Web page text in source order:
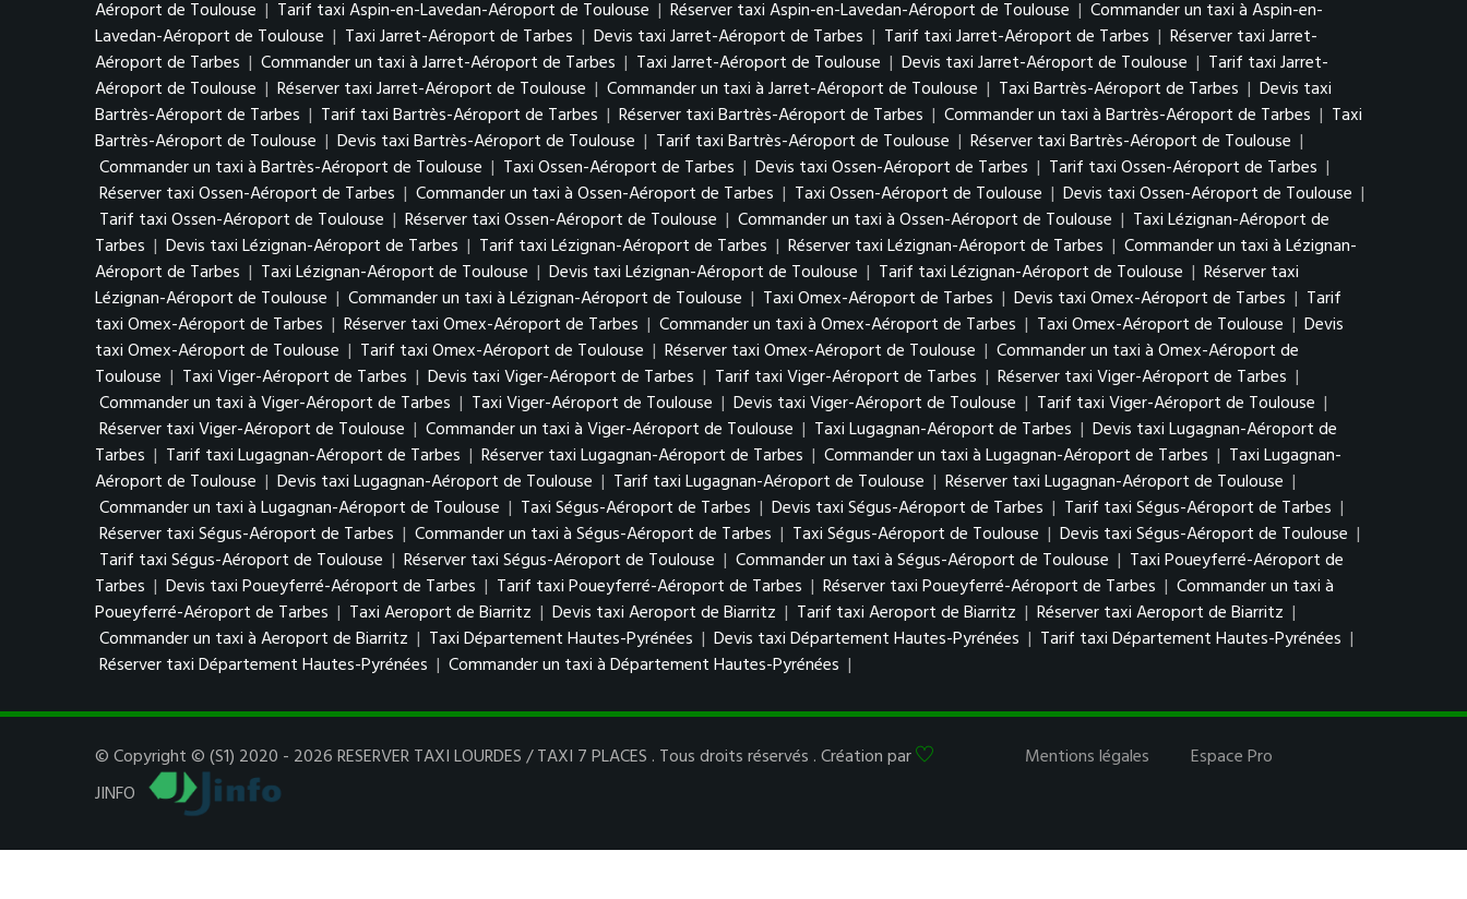
Aéroport de Toulouse | Tarif taxi Aspin-en-Lavedan-Aéroport de Toulouse | Réserver taxi Aspin-en-Lavedan-Aéroport de Toulouse | Commander un taxi à Aspin-en-
Lavedan-Aéroport de Toulouse | Taxi Jarret-Aéroport de Tarbes | Devis taxi Jarret-Aéroport de Tarbes | Tarif taxi Jarret-Aéroport de Tarbes | Réserver taxi Jarret-
Aéroport de Tarbes | Commander un taxi à Jarret-Aéroport de Tarbes | Taxi Jarret-Aéroport de Toulouse | Devis taxi Jarret-Aéroport de Toulouse | Tarif taxi Jarret-
Aéroport de Toulouse | Réserver taxi Jarret-Aéroport de Toulouse | Commander un taxi à Jarret-Aéroport de Toulouse | Taxi Bartrès-Aéroport de Tarbes | Devis taxi
Bartrès-Aéroport de Tarbes | Tarif taxi Bartrès-Aéroport de Tarbes | Réserver taxi Bartrès-Aéroport de Tarbes | Commander un taxi à Bartrès-Aéroport de Tarbes | Taxi
Bartrès-Aéroport de Toulouse | Devis taxi Bartrès-Aéroport de Toulouse | Tarif taxi Bartrès-Aéroport de Toulouse | Réserver taxi Bartrès-Aéroport de Toulouse |
Commander un taxi à Bartrès-Aéroport de Toulouse | Taxi Ossen-Aéroport de Tarbes | Devis taxi Ossen-Aéroport de Tarbes | Tarif taxi Ossen-Aéroport de Tarbes |
Réserver taxi Ossen-Aéroport de Tarbes | Commander un taxi à Ossen-Aéroport de Tarbes | Taxi Ossen-Aéroport de Toulouse | Devis taxi Ossen-Aéroport de Toulouse |
Tarif taxi Ossen-Aéroport de Toulouse | Réserver taxi Ossen-Aéroport de Toulouse | Commander un taxi à Ossen-Aéroport de Toulouse | Taxi Lézignan-Aéroport de
Tarbes | Devis taxi Lézignan-Aéroport de Tarbes | Tarif taxi Lézignan-Aéroport de Tarbes | Réserver taxi Lézignan-Aéroport de Tarbes | Commander un taxi à Lézignan-
Aéroport de Tarbes | Taxi Lézignan-Aéroport de Toulouse | Devis taxi Lézignan-Aéroport de Toulouse | Tarif taxi Lézignan-Aéroport de Toulouse | Réserver taxi
Lézignan-Aéroport de Toulouse | Commander un taxi à Lézignan-Aéroport de Toulouse | Taxi Omex-Aéroport de Tarbes | Devis taxi Omex-Aéroport de Tarbes | Tarif
taxi Omex-Aéroport de Tarbes | Réserver taxi Omex-Aéroport de Tarbes | Commander un taxi à Omex-Aéroport de Tarbes | Taxi Omex-Aéroport de Toulouse | Devis
taxi Omex-Aéroport de Toulouse | Tarif taxi Omex-Aéroport de Toulouse | Réserver taxi Omex-Aéroport de Toulouse | Commander un taxi à Omex-Aéroport de
Toulouse | Taxi Viger-Aéroport de Tarbes | Devis taxi Viger-Aéroport de Tarbes | Tarif taxi Viger-Aéroport de Tarbes | Réserver taxi Viger-Aéroport de Tarbes |
Commander un taxi à Viger-Aéroport de Tarbes | Taxi Viger-Aéroport de Toulouse | Devis taxi Viger-Aéroport de Toulouse | Tarif taxi Viger-Aéroport de Toulouse |
Réserver taxi Viger-Aéroport de Toulouse | Commander un taxi à Viger-Aéroport de Toulouse | Taxi Lugagnan-Aéroport de Tarbes | Devis taxi Lugagnan-Aéroport de
Tarbes | Tarif taxi Lugagnan-Aéroport de Tarbes | Réserver taxi Lugagnan-Aéroport de Tarbes | Commander un taxi à Lugagnan-Aéroport de Tarbes | Taxi Lugagnan-
Aéroport de Toulouse | Devis taxi Lugagnan-Aéroport de Toulouse | Tarif taxi Lugagnan-Aéroport de Toulouse | Réserver taxi Lugagnan-Aéroport de Toulouse |
Commander un taxi à Lugagnan-Aéroport de Toulouse | Taxi Ségus-Aéroport de Tarbes | Devis taxi Ségus-Aéroport de Tarbes | Tarif taxi Ségus-Aéroport de Tarbes |
Réserver taxi Ségus-Aéroport de Tarbes | Commander un taxi à Ségus-Aéroport de Tarbes | Taxi Ségus-Aéroport de Toulouse | Devis taxi Ségus-Aéroport de Toulouse |
Tarif taxi Ségus-Aéroport de Toulouse | Réserver taxi Ségus-Aéroport de Toulouse | Commander un taxi à Ségus-Aéroport de Toulouse | Taxi Poueyferré-Aéroport de
Tarbes | Devis taxi Poueyferré-Aéroport de Tarbes | Tarif taxi Poueyferré-Aéroport de Tarbes | Réserver taxi Poueyferré-Aéroport de Tarbes | Commander un taxi à
Poueyferré-Aéroport de Tarbes | Taxi Aeroport de Biarritz | Devis taxi Aeroport de Biarritz | Tarif taxi Aeroport de Biarritz | Réserver taxi Aeroport de Biarritz |
Commander un taxi à Aeroport de Biarritz | Taxi Département Hautes-Pyrénées | Devis taxi Département Hautes-Pyrénées | Tarif taxi Département Hautes-Pyrénées |
Réserver taxi Département Hautes-Pyrénées | Commander un taxi à Département Hautes-Pyrénées |
© Copyright © (S1) 2020 - 2026 RESERVER TAXI LOURDES / TAXI 7 PLACES . Tous droits réservés . Création par
JINFO
Mentions légales Espace Pro